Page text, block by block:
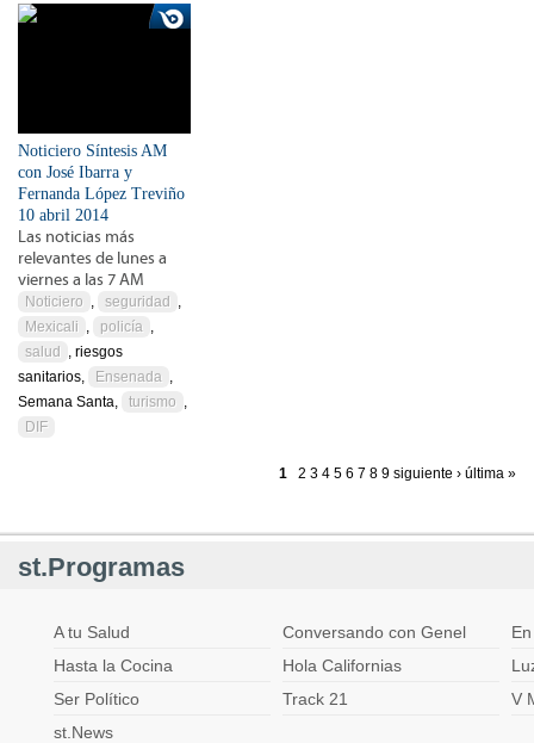
Noticiero Síntesis AM
con José Ibarra y
Fernanda López Treviño
10 abril 2014
Las noticias más
relevantes de lunes a
viernes a las 7 AM
Noticiero , seguridad ,
Mexicali , policía ,
salud , riesgos
sanitarios,
Ensenada ,
Semana Santa,
turismo ,
DIF
1 2 3 4 5 6 7 8 9 siguiente › última »
st.Programas
A tu Salud Conversando con Genel
Hasta la Cocina
Hola Californias
Ser Político
Track 21
V
st.News